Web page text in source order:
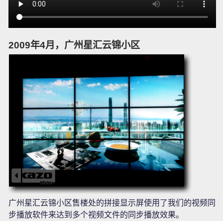
2009年4月，广州星汇云锦小区
广州星汇云锦小区售楼处的拼接显示屏使用了我们的视频同